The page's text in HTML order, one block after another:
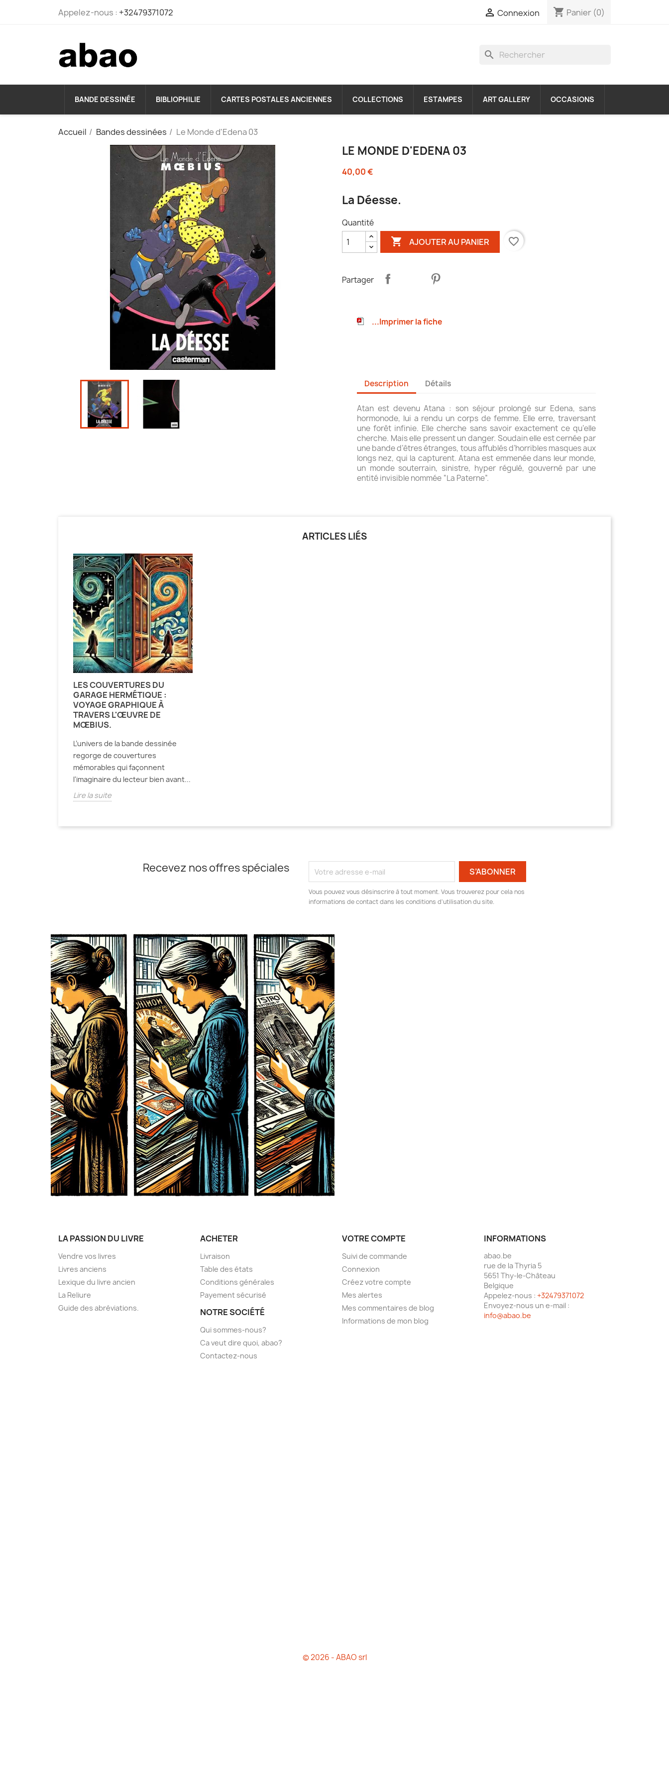
Appelez-nous : +32479371072  Connexion shopping_cart Panier (0)
search
BANDE DESSINÉE BIBLIOPHILIE CARTES POSTALES ANCIENNES COLLECTIONS ESTAMPES ART GALLERY OCCASIONS
Accueil Bandes dessinées Le Monde d'Edena 03
LE MONDE D'EDENA 03
40,00 €
La Déesse.
Quantité
 AJOUTER AU PANIER favorite_border
Partager
...Imprimer la fiche
Description Détails
Atan est devenu Atana : son séjour prolongé sur Edena, sans
hormonode, lui a rendu un corps de femme. Elle erre, traversant
une forêt infinie. Elle cherche sans savoir exactement ce qu’elle
cherche. Mais elle pressent un danger. Soudain elle est cernée par
une bande d’êtres étranges, tous affublés d’horribles masques aux
longs nez, qui la capturent. Atana est emmenée dans leur monde,
un monde souterrain, sinistre, hyper régulé, gouverné par une
entité invisible nommée “La Paterne”.
ARTICLES LIÉS
LES COUVERTURES DU
GARAGE HERMÉTIQUE :
VOYAGE GRAPHIQUE À
TRAVERS L'ŒUVRE DE
MŒBIUS.
L’univers de la bande dessinée
regorge de couvertures
mémorables qui façonnent
l'imaginaire du lecteur bien avant...
Lire la suite
Recevez nos offres spéciales
Vous pouvez vous désinscrire à tout moment. Vous trouverez pour cela nos
informations de contact dans les conditions d'utilisation du site.
LA PASSION DU LIVRE
Vendre vos livres
Livres anciens
Lexique du livre ancien
La Reliure
Guide des abréviations.
ACHETER
Livraison
Table des états
Conditions générales
Payement sécurisé
NOTRE SOCIÉTÉ
Qui sommes-nous?
Ca veut dire quoi, abao?
Contactez-nous
VOTRE COMPTE
Suivi de commande
Connexion
Créez votre compte
Mes alertes
Mes commentaires de blog
Informations de mon blog
INFORMATIONS
abao.be
rue de la Thyria 5
5651 Thy-le-Château
Belgique
Appelez-nous : +32479371072
Envoyez-nous un e-mail :
info@abao.be
© 2026 - ABAO srl